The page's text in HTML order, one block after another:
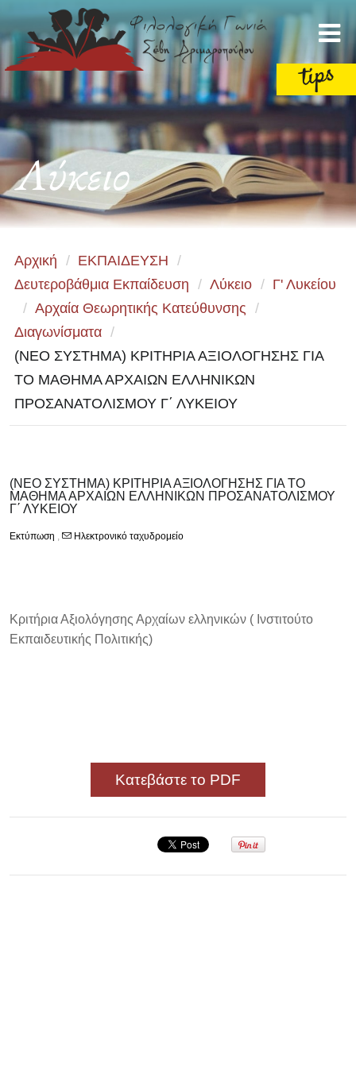
Λύκειο
Αρχική / ΕΚΠΑΙΔΕΥΣΗ /
Δευτεροβάθμια Εκπαίδευση / Λύκειο / Γ' Λυκείου
/ Αρχαία Θεωρητικής Κατεύθυνσης /
Διαγωνίσματα /
(NEO ΣΥΣΤΗΜΑ) ΚΡΙΤΗΡΙΑ ΑΞΙΟΛΟΓΗΣΗΣ ΓΙΑ
ΤΟ ΜΑΘΗΜΑ ΑΡΧΑΙΩΝ ΕΛΛΗΝΙΚΩΝ
ΠΡΟΣΑΝΑΤΟΛΙΣΜΟΥ Γ΄ ΛΥΚΕΙΟΥ
(NEO ΣΥΣΤΗΜΑ) ΚΡΙΤΗΡΙΑ ΑΞΙΟΛΟΓΗΣΗΣ ΓΙΑ ΤΟ
ΜΑΘΗΜΑ ΑΡΧΑΙΩΝ ΕΛΛΗΝΙΚΩΝ ΠΡΟΣΑΝΑΤΟΛΙΣΜΟΥ
Γ΄ ΛΥΚΕΙΟΥ
Εκτύπωση , Ηλεκτρονικό ταχυδρομείο
Κριτήρια Αξιολόγησης Αρχαίων ελληνικών ( Ινστιτούτο
Εκπαιδευτικής Πολιτικής)
Κατεβάστε το PDF